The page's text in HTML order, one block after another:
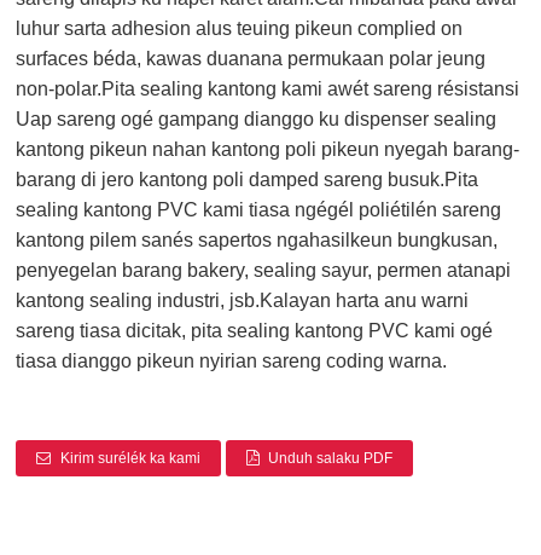
luhur sarta adhesion alus teuing pikeun complied on
surfaces béda, kawas duanana permukaan polar jeung
non-polar.Pita sealing kantong kami awét sareng résistansi
Uap sareng ogé gampang dianggo ku dispenser sealing
kantong pikeun nahan kantong poli pikeun nyegah barang-
barang di jero kantong poli damped sareng busuk.Pita
sealing kantong PVC kami tiasa ngégél poliétilén sareng
kantong pilem sanés sapertos ngahasilkeun bungkusan,
penyegelan barang bakery, sealing sayur, permen atanapi
kantong sealing industri, jsb.Kalayan harta anu warni
sareng tiasa dicitak, pita sealing kantong PVC kami ogé
tiasa dianggo pikeun nyirian sareng coding warna.
Kirim surélék ka kami Unduh salaku PDF